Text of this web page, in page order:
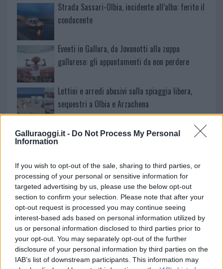
Galluraoggi.it - Do Not Process My Personal
Information
If you wish to opt-out of the sale, sharing to third parties, or
processing of your personal or sensitive information for
targeted advertising by us, please use the below opt-out
section to confirm your selection. Please note that after your
opt-out request is processed you may continue seeing
interest-based ads based on personal information utilized by
us or personal information disclosed to third parties prior to
your opt-out. You may separately opt-out of the further
disclosure of your personal information by third parties on the
IAB’s list of downstream participants. This information may
Strada Sassari-Olbia, incidente all’alba: ferito il
conducente
Eventi in Gallura, da Jovanotti alla zuppa
gallurese: gli appuntamenti da non perdere
Lettini e arredi abusivi sulla spiaggia libera,
sequestri a Olbia e Arzachena
È morto Francesco Guccini, il maestro che
rifiutò la Costa Smeralda
Nuovo sportello rifiuti a Palau, una svolta per gli
utenti